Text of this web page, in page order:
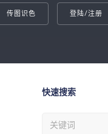
传图识色 登陆/注册
快速搜索